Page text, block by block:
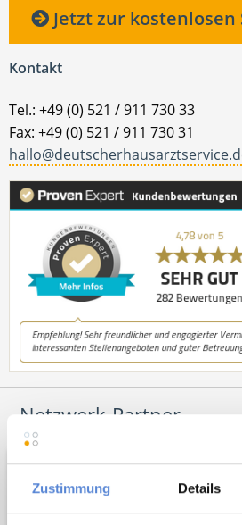
Zustimmung Details
Jetzt zur kostenlosen
Kontakt
Tel.: +49 (0) 521 / 911 730 33
Fax: +49 (0) 521 / 911 730 31
Netzwerk-Partner